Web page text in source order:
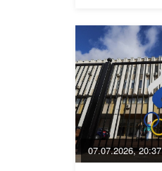
07.07.2026, 20:37